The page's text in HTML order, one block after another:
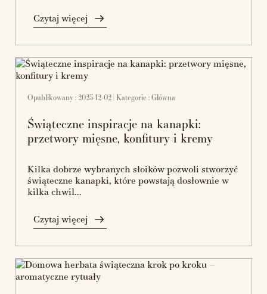
Czytaj więcej
Świąteczne inspiracje na kanapki:
przetwory mięsne, konfitury i kremy
Opublikowany : 2025-12-02 | Kategorie : Główna
Kilka dobrze wybranych słoików pozwoli stworzyć
świąteczne kanapki, które powstają dosłownie w
kilka chwil...
Czytaj więcej